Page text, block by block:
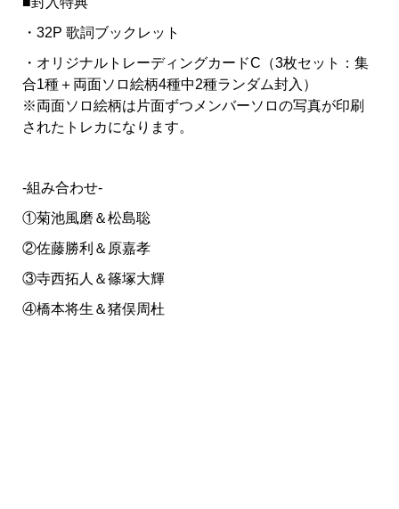
・32P 歌詞ブックレット
・オリジナルトレーディングカードC（3枚セット：集
合1種＋両面ソロ絵柄4種中2種ランダム封入）
※両面ソロ絵柄は片面ずつメンバーソロの写真が印刷
されたトレカになります。
-組み合わせ-
①菊池風磨＆松島聡
②佐藤勝利＆原嘉孝
③寺西拓人＆篠塚大輝
④橋本将生＆猪俣周杜